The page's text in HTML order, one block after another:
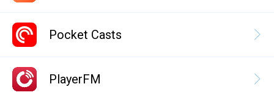
Pocket Casts
PlayerFM